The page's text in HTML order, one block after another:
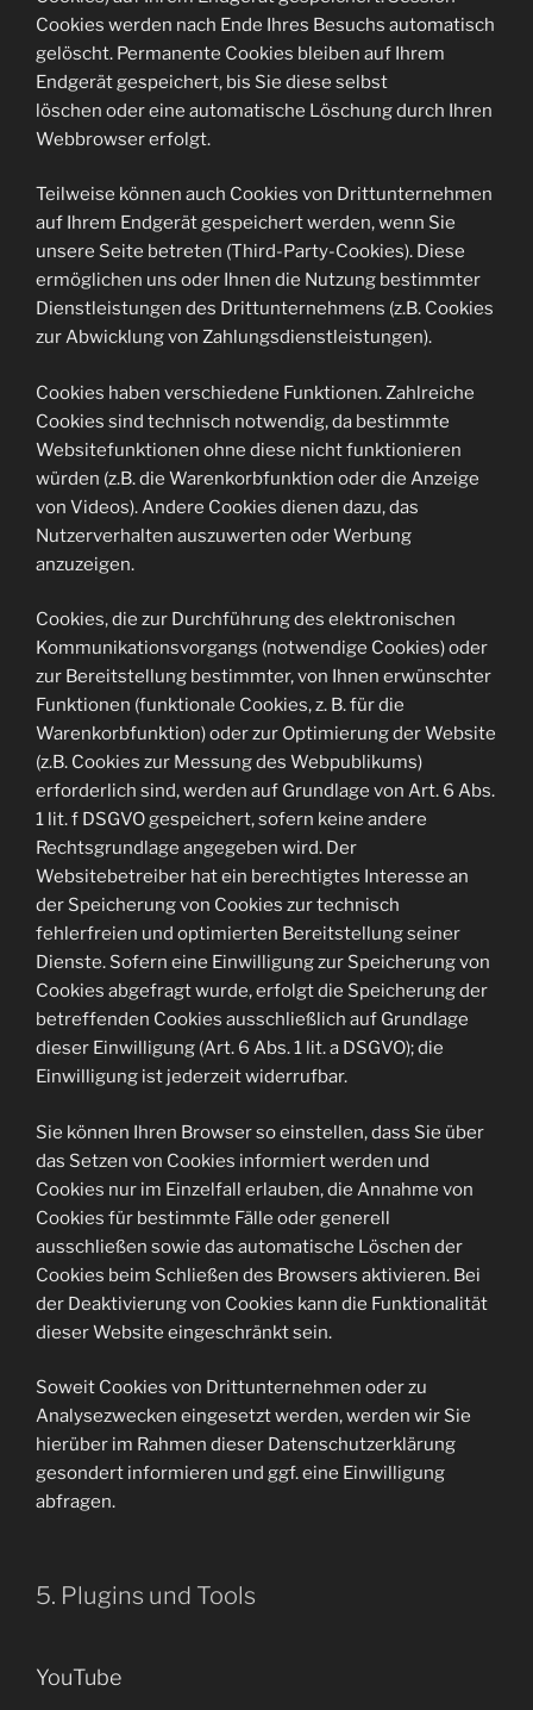
Cookies werden nach Ende Ihres Besuchs automatisch
gelöscht. Permanente Cookies bleiben auf Ihrem
Endgerät gespeichert, bis Sie diese selbst
löschen oder eine automatische Löschung durch Ihren
Webbrowser erfolgt.
Teilweise können auch Cookies von Drittunternehmen
auf Ihrem Endgerät gespeichert werden, wenn Sie
unsere Seite betreten (Third-Party-Cookies). Diese
ermöglichen uns oder Ihnen die Nutzung bestimmter
Dienstleistungen des Drittunternehmens (z.B. Cookies
zur Abwicklung von Zahlungsdienstleistungen).
Cookies haben verschiedene Funktionen. Zahlreiche
Cookies sind technisch notwendig, da bestimmte
Websitefunktionen ohne diese nicht funktionieren
würden (z.B. die Warenkorbfunktion oder die Anzeige
von Videos). Andere Cookies dienen dazu, das
Nutzerverhalten auszuwerten oder Werbung
anzuzeigen.
Cookies, die zur Durchführung des elektronischen
Kommunikationsvorgangs (notwendige Cookies) oder
zur Bereitstellung bestimmter, von Ihnen erwünschter
Funktionen (funktionale Cookies, z. B. für die
Warenkorbfunktion) oder zur Optimierung der Website
(z.B. Cookies zur Messung des Webpublikums)
erforderlich sind, werden auf Grundlage von Art. 6 Abs.
1 lit. f DSGVO gespeichert, sofern keine andere
Rechtsgrundlage angegeben wird. Der
Websitebetreiber hat ein berechtigtes Interesse an
der Speicherung von Cookies zur technisch
fehlerfreien und optimierten Bereitstellung seiner
Dienste. Sofern eine Einwilligung zur Speicherung von
Cookies abgefragt wurde, erfolgt die Speicherung der
betreffenden Cookies ausschließlich auf Grundlage
dieser Einwilligung (Art. 6 Abs. 1 lit. a DSGVO); die
Einwilligung ist jederzeit widerrufbar.
Sie können Ihren Browser so einstellen, dass Sie über
das Setzen von Cookies informiert werden und
Cookies nur im Einzelfall erlauben, die Annahme von
Cookies für bestimmte Fälle oder generell
ausschließen sowie das automatische Löschen der
Cookies beim Schließen des Browsers aktivieren. Bei
der Deaktivierung von Cookies kann die Funktionalität
dieser Website eingeschränkt sein.
Soweit Cookies von Drittunternehmen oder zu
Analysezwecken eingesetzt werden, werden wir Sie
hierüber im Rahmen dieser Datenschutzerklärung
gesondert informieren und ggf. eine Einwilligung
abfragen.
5. Plugins und Tools
YouTube